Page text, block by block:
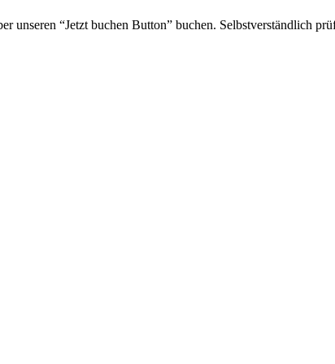
unseren “Jetzt buchen Button” buchen. Selbstverständlich